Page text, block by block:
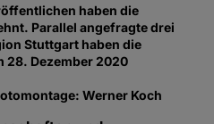
haben die
Parallel angefragte drei
Stuttgart haben die
28. Dezember 2020
Werner Koch